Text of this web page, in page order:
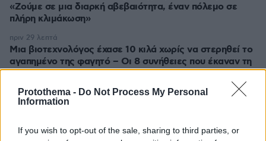
Protothema - Do Not Process My Personal
Information
If you wish to opt-out of the sale, sharing to third parties, or
«Ζούμε σε μια διαρκή αβεβαιότητα, έναν πόλεμο σε
πλήρη κλιμάκωση»
Μια βιοτεχνολόγος έχασε 10 κιλά χωρίς να στερηθεί το
αγαπημένο της φαγητό – Οι 8 συνήθειες που έκαναν τη
διαφορά
πριν 29 λεπτά
Ουρές και καθυστερήσεις πάνω από 1 ώρα στο
δείτε βίντεο
πριν 30 λεπτά